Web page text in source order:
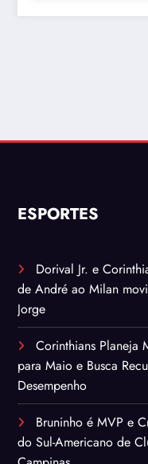
quantidade de
ESPORTES
Dorival Jr. e
de André ao Milan
Jorge
Corinthians Planeja
para Maio e Busca
Desempenho
Bruninho é MVP e
do Sul-Americano de